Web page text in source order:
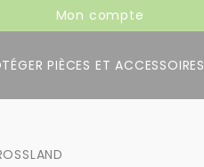
Mon compte
PIÈCES ET ACCESSOIRES